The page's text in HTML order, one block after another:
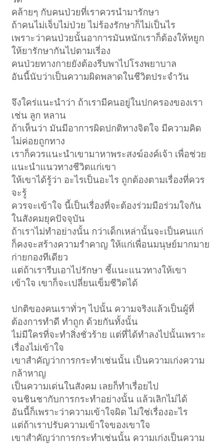
คล้ายๆ กับคนป่วยที่เราควรนำมารักษา
ถ้าคนไม่เจ็บไม่ป่วย ไม่ร้องรักษาก็ไม่เป็นไร
เพราะว่าคนป่วยนั้นอาการมันหนักเราก็ต้องให้หยูก
ให้ยารักษากันไปตามเรี่อง
คนป่วยทางกายยังต้องรีบพาไปโรงพยาบาล
อันนี้นับว่าเป็นความผิดพลาดในชีวิตประจำวัน
จึงใคร่แนะนำว่า ถ้าเรามีคนอยู่ในปกครองของเรา
เช่น ลูก หลาน
ถ้าเห็นว่า มันมีอาการผิดปกติทางจิตใจ มีความคิด
ไม่ค่อยถูกทาง
เราก็ควรแนะนำเขามาหาพระสงฆ์องค์เจ้า เพื่อช่วย
แนะนำแนวทางชีวิตแก่เขา
ให้เขาได้รู้ว่า อะไรเป็นอะไร ถูกต้องตามเรื่องที่ควร
จะรู้
ควรจะเข้าใจ นี้เป็นเรื่องที่จะต้องร่วมมือร่วมใจกัน
ในสังคมยุคปัจจุบัน
ถ้าเราไม่ทำอย่างนั้น กว่าเด็กเหล่านั้นจะเป็นคนแก่
ก็คงจะสร้างความรำคาญ ให้แก่เพื่อนมนุษย์มากมาย
ก่ายกองทีเดียว
แต่ถ้าเรารีบเอาไปรักษา ชี้แนะแนวทางให้เขา
เข้าใจ เขาก็จะเปลี่ยนเข็มชีวิตได้
ปกติของคนเราทั่วๆ ไปนั้น ความจริงแล้วเป็นผู้ที่
ต้องการทำดี ทำถูก ด้วยกันทั้งนั้น
ไม่มีใครที่จะทำสิ่งชั่วร้าย แต่ที่ได้ทำลงไปนั้นเพราะ
เรื่องไม่เข้าใจ
เขาสำคัญว่าการกระทำเช่นนั้น เป็นความเก่งความ
กล้าหาญ
เป็นความเด่นในสังคม เลยก็ทำเรื่อยไป
จนชินชากับการกระทำอย่างนั้น แล้วเลิกไม่ได้
อันนี้ก็เพราะว่าความเข้าใจผิด ไม่ใช่เรื่องอะไร
แต่ถ้าเราปรับความเข้าใจของเขาใจ
เขาสำคัญว่าการกระทำเช่นนั้น ความเก่งเป็นความ